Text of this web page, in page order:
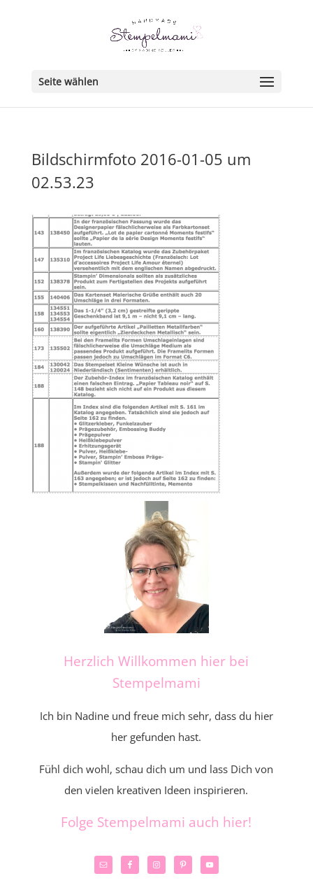
Seite wählen
Bildschirmfoto 2016-01-05 um
02.53.23
Herzlich Willkommen hier bei
Stempelmami
Ich bin Nadine und freue mich sehr, dass du hier
her gefunden hast.
Fühl dich wohl, schau dich um und lass Dich von
den vielen kreativen Ideen inspirieren.
Folge Stempelmami auch hier!